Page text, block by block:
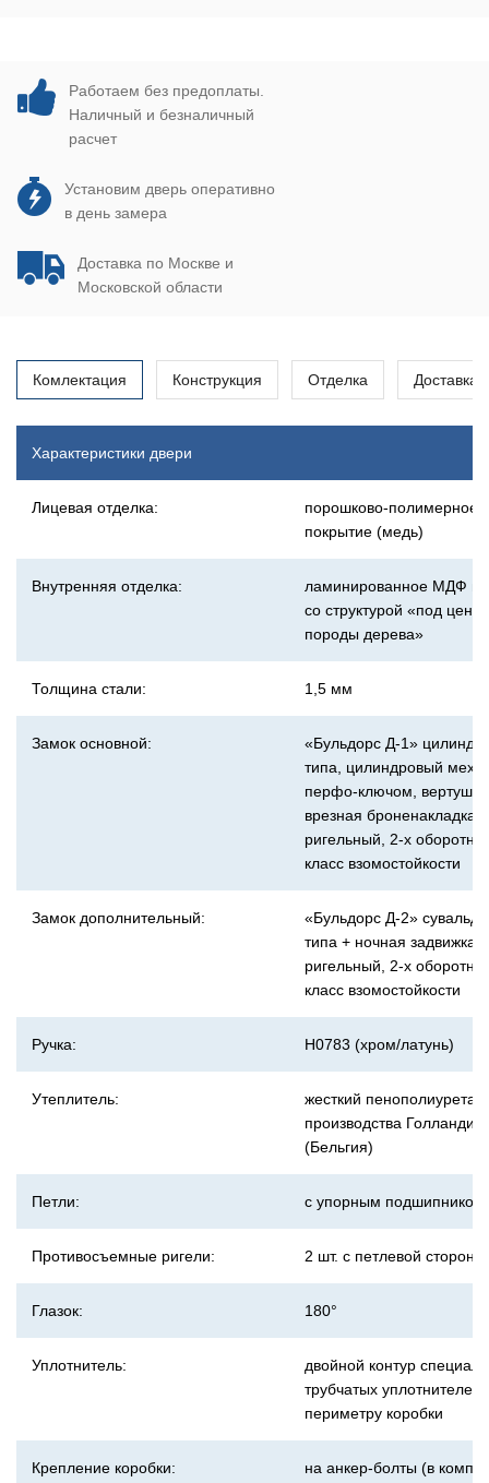
Работаем без предоплаты.
Наличный и безналичный
расчет
Установим дверь оперативно
в день замера
Доставка по Москве и
Московской области
Комлектация Конструкция Отделка Доставка
Характеристики двери
Лицевая отделка:
порошково-полимерное
покрытие (медь)
Внутренняя отделка:
ламинированное МДФ
со структурой «под
породы дерева»
Толщина стали: 1,5 мм
Замок основной:
«Бульдорс Д-1»
типа, цилиндровый
перфо-ключом,
врезная броненакладка
ригельный, 2-х
класс взомостойкости
Замок дополнительный:
«Бульдорс Д-2»
типа + ночная задвижка
ригельный, 2-х
класс взомостойкости
Ручка: H0783 (хром/латунь)
Утеплитель:
жесткий пенополиуретан
производства Голландии
(Бельгия)
Петли: с упорным подшипником
Противосъемные ригели: 2 шт. с петлевой стороны
Глазок: 180°
Уплотнитель:
двойной контур
трубчатых уплотнителей
периметру коробки
Крепление коробки: на анкер-болты (в